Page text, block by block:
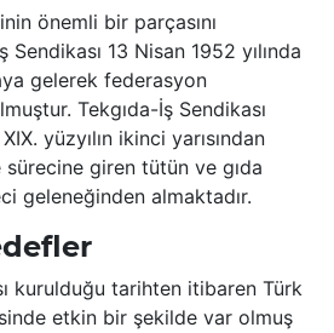
önemli bir parçasını
13 Nisan 1952 yılında
gelerek federasyon
Tekgıda-İş Sendikası
yüzyılın ikinci yarısından
giren tütün ve gıda
geleneğinden almaktadır.
kurulduğu tarihten itibaren Türk
etkin bir şekilde var olmuş